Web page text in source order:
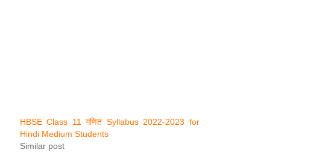
HBSE Class 11 गणित Syllabus 2022-2023 for
Hindi Medium Students
Similar post